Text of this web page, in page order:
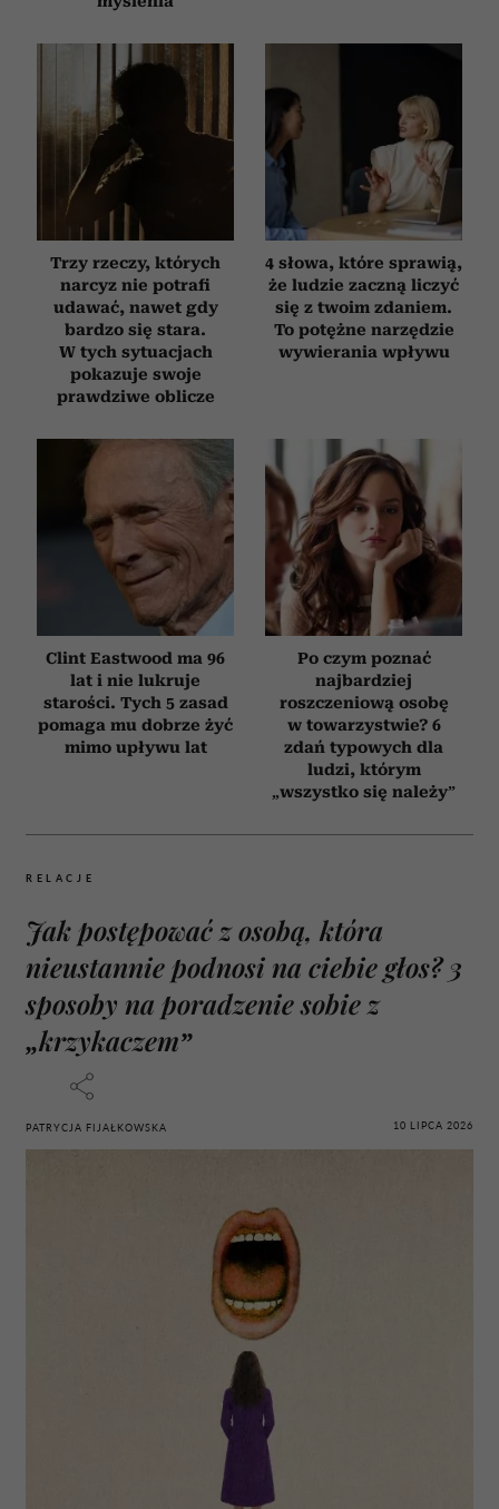
Trzy rzeczy, których
narcyz nie potrafi
udawać, nawet gdy
bardzo się stara.
W tych sytuacjach
pokazuje swoje
prawdziwe oblicze
4 słowa, które sprawią,
że ludzie zaczną liczyć
się z twoim zdaniem.
To potężne narzędzie
wywierania wpływu
Clint Eastwood ma 96
lat i nie lukruje
starości. Tych 5 zasad
pomaga mu dobrze żyć
mimo upływu lat
Po czym poznać
najbardziej
roszczeniową osobę
w towarzystwie? 6
zdań typowych dla
ludzi, którym
„wszystko się należy”
RELACJE
Jak postępować z osobą, która
nieustannie podnosi na ciebie głos? 3
sposoby na poradzenie sobie z
„krzykaczem”
PATRYCJA FIJAŁKOWSKA 10 LIPCA 2026